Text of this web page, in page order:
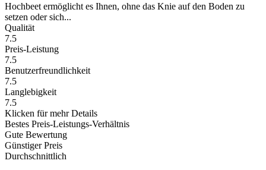
Hochbeet ermöglicht es Ihnen, ohne das Knie auf den Boden zu
setzen oder sich...
Qualität
7.5
Preis-Leistung
7.5
Benutzerfreundlichkeit
7.5
Langlebigkeit
7.5
Klicken für mehr Details
Bestes Preis-Leistungs-Verhältnis
Gute Bewertung
Günstiger Preis
Durchschnittlich